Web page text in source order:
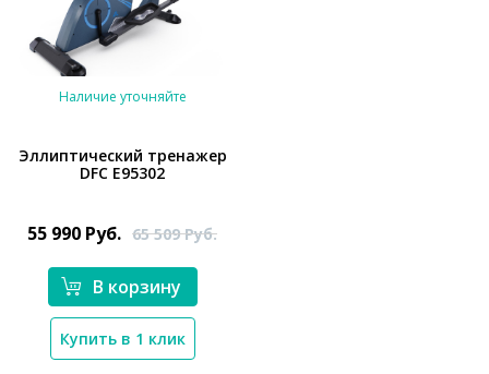
Наличие уточняйте
Эллиптический тренажер
DFC E95302
55 990 Руб. 65 509Руб.
В корзину
Купить в 1 клик